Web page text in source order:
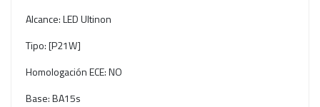
Alcance: LED Ultinon
Tipo: [P21W]
Homologación ECE: NO
Base: BA15s